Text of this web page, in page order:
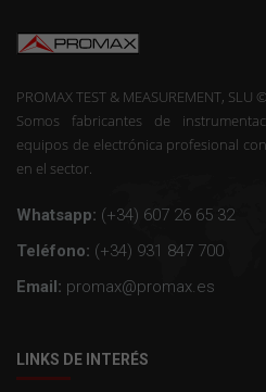
PROMAX TEST & MEASUREMENT, SLU ©
Somos fabricantes de
equipos de electrónica profesional
en el sector.
Whatsapp: (+34) 607 26 65 32
Teléfono: (+34) 931 847 700
Email: promax@promax.es
LINKS DE INTERÉS